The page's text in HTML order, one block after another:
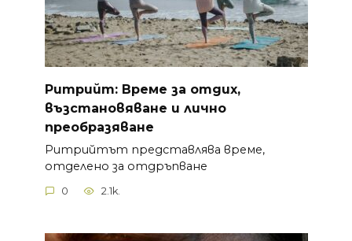
Ритрийт: Време за отдих,
възстановяване и лично
преобразяване
Ритрийтът представлява време,
отделено за отдръпване
0 2.1k.